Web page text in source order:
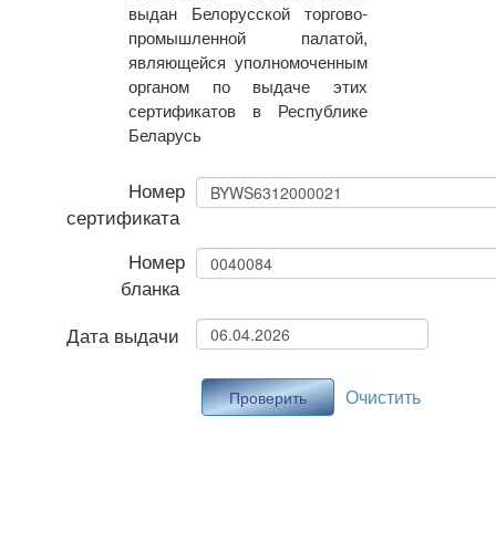
выдан Белорусской торгово-
промышленной палатой,
являющейся уполномоченным
органом по выдаче этих
сертификатов в Республике
Беларусь
Номер
сертификата
Номер
бланка
Дата выдачи
Проверить Очистить